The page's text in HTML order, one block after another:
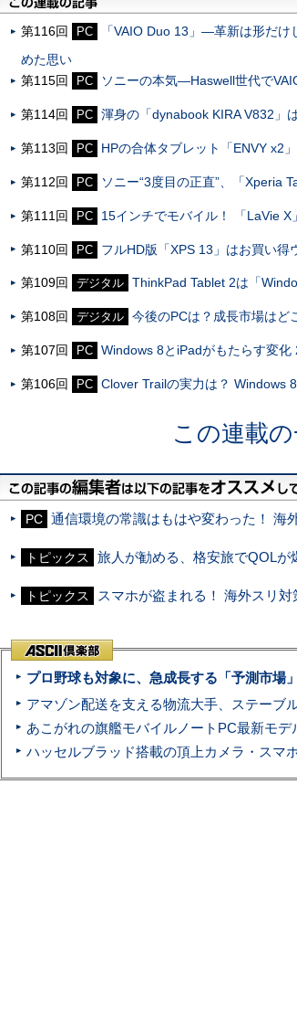
第116回 PC
「VAIO Duo 13」—革新は形だ
めた思い
第115回
PC ソニーの本気—Haswell世代で
第114回 PC 渾身の「dynabook KIRA V832」
第113回 PC HPの合体タブレット「ENVY x2
第112回 PC ソニー“3度目の正直”、「Xperia
第111回 PC 15インチでモバイル！ 「LaVie X
第110回 PC フルHD版「XPS 13」はお買い得
第109回 デジタル ThinkPad Tablet 2は「
第108回 デジタル 今後のPCは？成長市場はど
第107回 PC Windows 8とiPadがもたらす変
第106回 PC Clover Trailの実力は？ Windows
この連載
PC 通信環境の常識はもはや変わった！ 海
トピックス 旅人が勧める、格安旅でQOLが
トピックス スマホが盗まれる！ 海外スリ対
プロ野球も対象に、急成長する「予測市